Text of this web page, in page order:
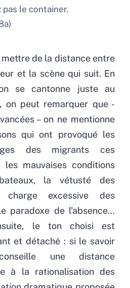
pas le container.
de la distance entre
et la scène qui suit. En
se cantonne juste au
on peut remarquer que -
– on ne mentionne
qui ont provoqué les
des migrants ces
les mauvaises conditions
la vétusté des
charge excessive des
paradoxe de l’absence…
le ton choisi est
et détaché : si le savoir
une distance
à la rationalisation des